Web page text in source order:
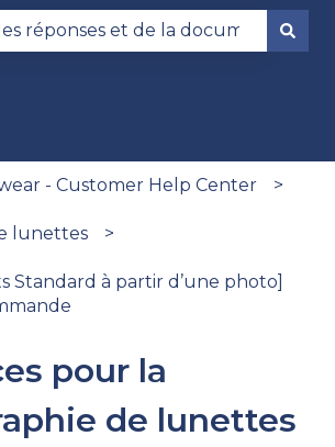
- Customer Help Center
lunettes
Standard à partir d’une photo]
pour la
de lunettes